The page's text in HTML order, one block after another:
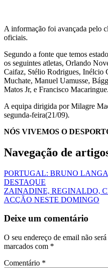
A informação foi avançada pelo
oficiais.
Segundo a fonte que temos
os seguintes atletas, Orlando
Caifaz, Stélio Rodrigues, Inélcio
Muchate, Manuel Uamusse,
Matos Jr, e Francisco Macaringue.
A equipa dirigida por Milagre
segunda-feira(21/09).
NÓS VIVEMOS O
Navegação de
PORTUGAL: BRUNO
DESTAQUE
ZAINADINE, REGINALDO,
ACÇÃO NESTE DOMINGO
Deixe um comentário
O seu endereço de email não
marcados com *
Comentário *